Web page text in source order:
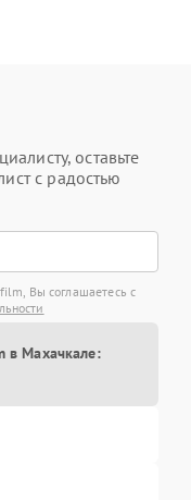
оставьте
с радостью
Вы соглашаетесь с
в Махачкале: